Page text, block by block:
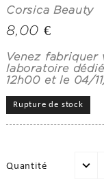
Corsica Beauty
8,00 €
Venez
laboratoire
12h00 et le 04/
Rupture de stock
Quantité